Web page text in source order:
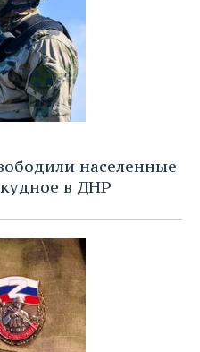
населенные
в ДНР